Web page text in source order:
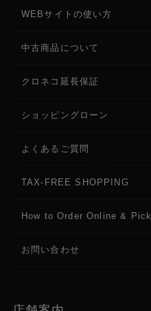
WEBサイトの使い方
中古商品について
クロネコ延長保証
ショッピングローン
よくあるご質問
TAX-FREE SHOPPING
How to Order Online &
お問い合わせ